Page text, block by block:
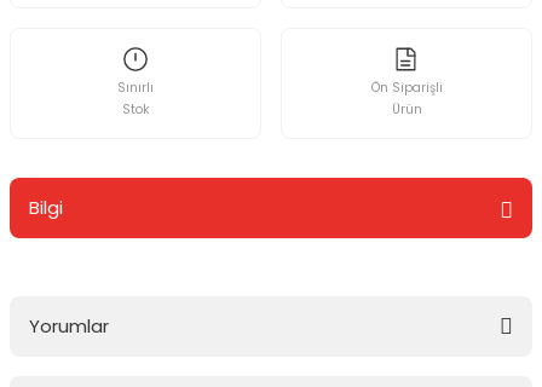
Sınırlı
Stok
Ön Siparişli
Ürün
Bilgi
Yorumlar